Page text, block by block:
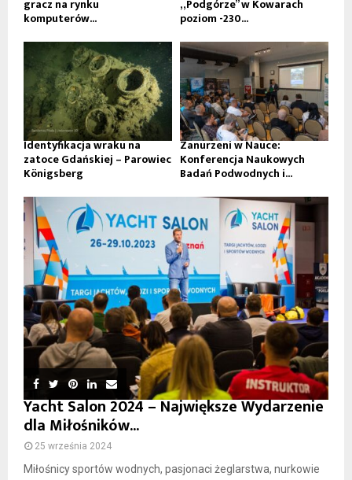
gracz na rynku
komputerów...
„Podgórze” w Kowarach
poziom -230...
Identyfikacja wraku na
zatoce Gdańskiej – Parowiec
Königsberg
Zanurzeni w Nauce:
Konferencja Naukowych
Badań Podwodnych i...
Yacht Salon 2024 – Największe Wydarzenie
dla Miłośników...
25 września 2024
Miłośnicy sportów wodnych, pasjonaci żeglarstwa, nurkowie